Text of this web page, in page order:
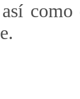
como